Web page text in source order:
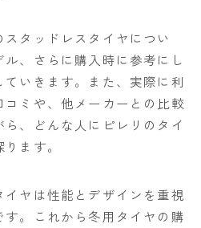
タッドレスタイヤについ
、さらに購入時に参考にし
いきます。また、実際に利
ミや、他メーカーとの比較
、どんな人にピレリのタイ
ます。
ヤは性能とデザインを重視
。これから冬用タイヤの購